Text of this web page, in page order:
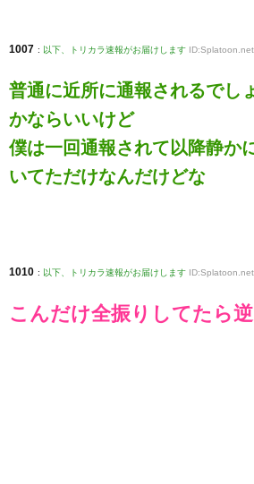
1007 : 以下、トリカラ速報がお届けします ID:Splatoon.net
普通に近所に通報されるでし
かならいいけど
僕は一回通報されて以降静か
いてただけなんだけどな
1010 : 以下、トリカラ速報がお届けします ID:Splatoon.net
こんだけ全振りしてたら